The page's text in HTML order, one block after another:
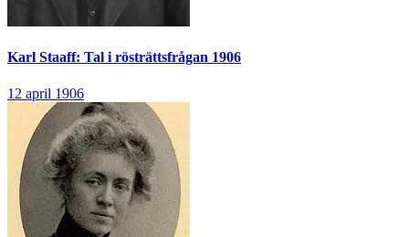
Karl Staaff: Tal i rösträttsfrågan 1906
12 april 1906